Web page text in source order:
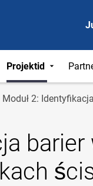
Projektid
Moduł 2: